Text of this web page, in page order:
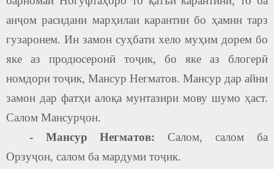
анҷом расидани марҳилаи карантин бо ҳамин тарз
гузаронем. Ин замон суҳбати хело муҳим дорем бо
яке аз продюсеронӣ тоҷик, бо яке аз блогерӣ
номдори тоҷик, Мансур Негматов. Мансур дар айни
замон дар фатҳи алоқа мунтазири мову шумо ҳаст.
Салом Мансурҷон.
- Мансур Негматов: Салом, салом ба
Орзуҷон, салом ба мардуми тоҷик.